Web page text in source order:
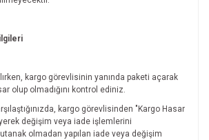
kargo görevlisinin yanında paketi açarak
olup olmadığını kontrol ediniz.
kargo görevlisinden "Kargo Hasar
değişim veya iade işlemlerini
olmadan yapılan iade veya değişim